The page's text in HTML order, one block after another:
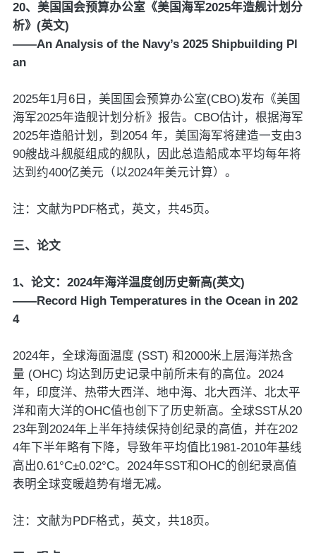
20、美国国会预算办公室《美国海军2025年造舰计划分
析》(英文)
——An Analysis of the Navy’s 2025 Shipbuilding Pl
an
2025年1月6日，美国国会预算办公室(CBO)发布《美国
海军2025年造舰计划分析》报告。CBO估计，根据海军
2025年造船计划，到2054 年，美国海军将建造一支由3
90艘战斗舰艇组成的舰队，因此总造船成本平均每年将
达到约400亿美元（以2024年美元计算）。
注：文献为PDF格式，英文，共45页。
三、论文
1、论文：2024年海洋温度创历史新高(英文)
——Record High Temperatures in the Ocean in 202
4
2024年，全球海面温度 (SST) 和2000米上层海洋热含
量 (OHC) 均达到历史记录中前所未有的高位。2024
年，印度洋、热带大西洋、地中海、北大西洋、北太平
洋和南大洋的OHC值也创下了历史新高。全球SST从20
23年到2024年上半年持续保持创纪录的高值，并在202
4年下半年略有下降，导致年平均值比1981-2010年基线
高出0.61°C±0.02°C。2024年SST和OHC的创纪录高值
表明全球变暖趋势有增无减。
注：文献为PDF格式，英文，共18页。